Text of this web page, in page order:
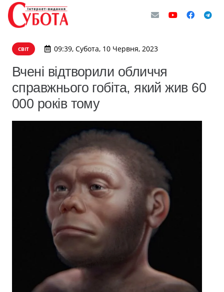
СВІТ 09:39, Субота, 10 Червня, 2023
Вчені відтворили обличчя
справжнього гобіта, який жив 60
000 років тому